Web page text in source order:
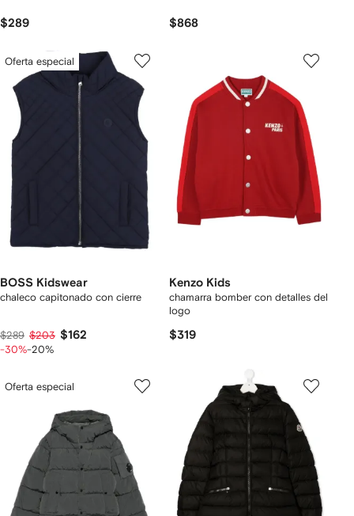
$289 $868
Oferta especial
BOSS Kidswear
chaleco capitonado con cierre
$289 $203 $162
-30%-20%
Kenzo Kids
chamarra bomber con detalles del
logo
$319
Oferta especial